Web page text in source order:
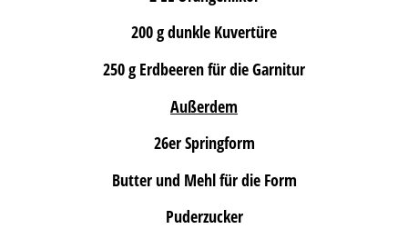
200 g dunkle Kuvertüre
250 g Erdbeeren für die Garnitur
Außerdem
26er Springform
Butter und Mehl für die Form
Puderzucker